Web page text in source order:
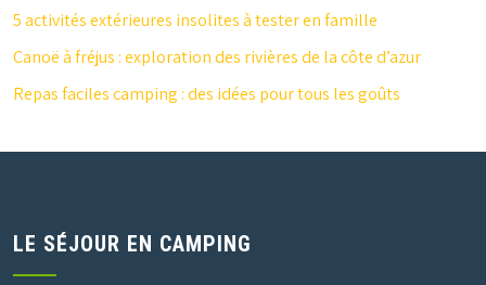
5 activités extérieures insolites à tester en famille
Canoë à fréjus : exploration des rivières de la côte d’azur
Repas faciles camping : des idées pour tous les goûts
LE SÉJOUR EN CAMPING